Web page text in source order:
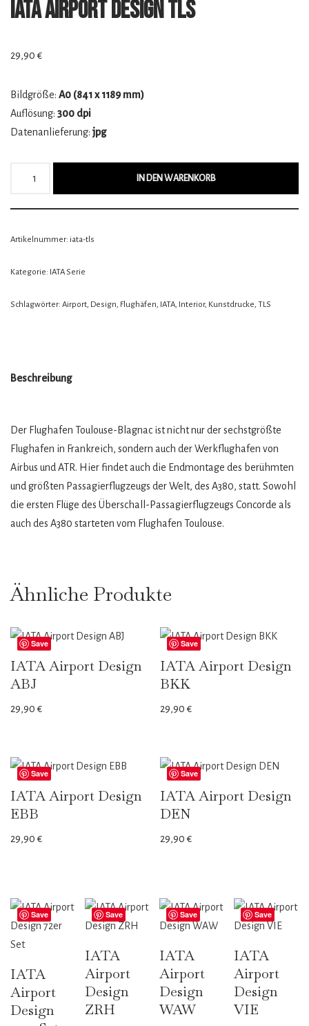
IATA Airport Design TLS
29,90€
Bildgröße: A0 (841 x 1189 mm)
Auflösung: 300 dpi
Datenanlieferung:jpg
IN DEN WARENKORB
Artikelnummer: iata-tls
Kategorie: IATA Serie
Schlagwörter: Airport, Design, Flughäfen, IATA, Interior, Kunstdrucke, TLS
Beschreibung
Der Flughafen Toulouse-Blagnac ist nicht nur der sechstgrößte
Flughafen in Frankreich, sondern auch der Werkflughafen von
Airbus und ATR. Hier findet auch die Endmontage des berühmten
und größten Passagierflugzeugs der Welt, des A380, statt. Sowohl
die ersten Flüge des Überschall-Passagierflugzeugs Concorde als
auch des A380 starteten vom Flughafen Toulouse.
Ähnliche Produkte
Save
IATA Airport Design
ABJ
29,90€
Save
IATA Airport Design
BKK
29,90€
Save
IATA Airport Design
EBB
29,90€
Save
IATA Airport Design
DEN
29,90€
Save
IATA
Airport
Design
Save
IATA
Airport
Design
ZRH
Save
IATA
Airport
Design
WAW
Save
IATA
Airport
Design
VIE